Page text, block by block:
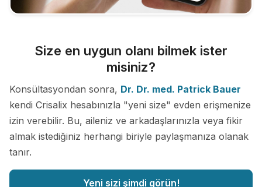
Size en uygun olanı bilmek ister
misiniz?
Konsültasyondan sonra, Dr. Dr. med. Patrick Bauer
kendi Crisalix hesabınızla "yeni size" evden erişmenize
izin verebilir. Bu, aileniz ve arkadaşlarınızla veya fikir
almak istediğiniz herhangi biriyle paylaşmanıza olanak
tanır.
Yeni sizi şimdi görün!